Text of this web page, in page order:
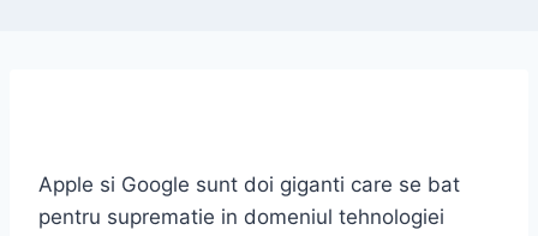
Apple si Google sunt doi giganti care se bat
pentru suprematie in domeniul tehnologiei